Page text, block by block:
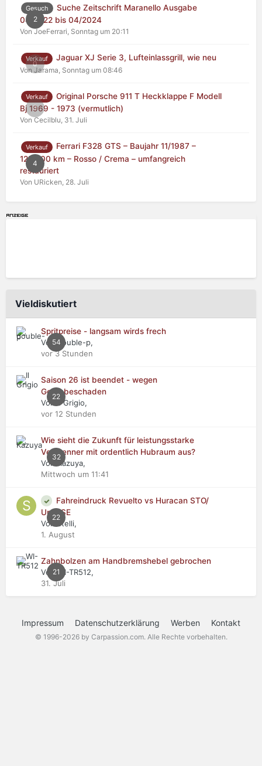
2
Gesuch
Suche Zeitschrift Maranello Ausgabe
04/2022 bis 04/2024
Von JoeFerrari, Sonntag um 20:11
0
Verkauf Jaguar XJ Serie 3, Lufteinlassgrill, wie neu
Von Jarama, Sonntag um 08:46
0
Verkauf
Original Porsche 911 T Heckklappe F Modell
Bj 1969 - 1973 (vermutlich)
Von Cecilblu, 31. Juli
4
Verkauf
Ferrari F328 GTS – Baujahr 11/1987 –
125.000 km – Rosso / Crema – umfangreich
restauriert
Von URicken, 28. Juli
Vieldiskutiert
54
Spritpreise - langsam wirds frech
Von double-p,
vor 3 Stunden
22
Saison 26 ist beendet - wegen
Getriebeschaden
Von Il Grigio,
vor 12 Stunden
32
Wie sieht die Zukunft für leistungsstarke
Verbrenner mit ordentlich Hubraum aus?
Von Kazuya,
Mittwoch um 11:41
22
Fahreindruck Revuelto vs Huracan STO/
Urus SE
Von stelli,
1. August
21
Zahnbolzen am Handbremshebel gebrochen
Von WI-TR512,
31. Juli
Impressum Datenschutzerklärung Werben Kontakt
© 1996-2026 by Carpassion.com. Alle Rechte vorbehalten.